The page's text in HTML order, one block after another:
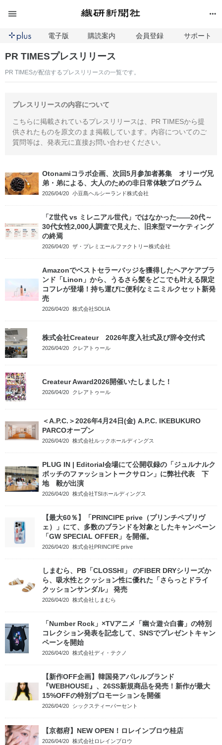
電子版 購読案内 会員登録 サポート
PR TIMESプレスリリース
PR TIMESが配信するプレスリリースの一覧です。
プレスリリースの内容について
こちらに掲載されているプレスリリースは、PR TIMESから提
供されたものを原文のまま掲載しています。内容についてのご
質問等は、発表元に直接お問い合わせください。
Otonamiコラボ企画、次回5月参加者募集 オリーヴ兄
弟・弟による、大人のための非日常体験プログラム
2026/04/20 小豆島ヘルシーランド株式会社
「Z世代 vs ミレニアル世代」ではなかった――20代～
30代女性2,000人調査で見えた、旧来型マーケティング
の終焉
2026/04/20 ザ・プレミエールファクトリー株式会社
Amazonでベストセラーバッジを獲得したヘアケアブラ
ンド「Linon」から、うるさら髪をどこでも叶える限定
コフレが登場！持ち運びに便利なミニミルクセット新発
売
2026/04/20 株式会社SOLIA
株式会社Createur 2026年度入社式及び辞令交付式
2026/04/20 クレアトゥール
Createur Award2026開催いたしました！
2026/04/20 クレアトゥール
＜A.P.C.＞2026年4月24日(金) A.P.C. IKEBUKURO
PARCOオープン
2026/04/20 株式会社ルックホールディングス
PLUG IN | Editorial会場にて公開収録の「ジュルナルク
ボッチのファッショントークサロン」に弊社代表 下
地 毅が出演
2026/04/20 株式会社TSIホールディングス
【最大60％】「PRINCIPE prive（プリンチペプリヴ
ェ）」にて、多数のブランドを対象としたキャンペーン
「GW SPECIAL OFFER」を開催。
2026/04/20 株式会社PRINCIPE prive
しまむら、PB「CLOSSHI」 のFIBER DRYシリーズか
ら、吸水性とクッション性に優れた「さらっとドライ
クッションサンダル」 発売
2026/04/20 株式会社しまむら
「Number Rock」×TVアニメ「幽☆遊☆白書」の特別
コレクション発表を記念して、SNSでプレゼントキャン
ペーンを開始
2026/04/20 株式会社ディ・テクノ
【新作OFF企画】韓国発アパレルブランド
『WEBHOUSE』、26SS新規商品を発売！新作が最大
15%OFFの特別プロモーションを開催
2026/04/20 シックスティーパーセント
【京都府】NEW OPEN！ロレインブロウ桂店
2026/04/20 株式会社ロレインブロウ